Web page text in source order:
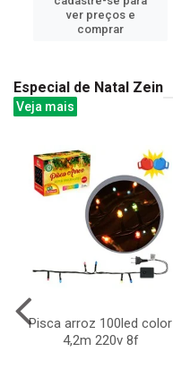
ver preços e
comprar
Especial de Natal Zein
Veja mais
Pisca arroz 100led color
4,2m 220v 8f